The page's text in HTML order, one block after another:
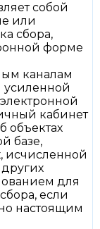
собой
или
сбора,
форме
каналам
кабинет
объектах
базе,
исчисленной
для
если
настоящим